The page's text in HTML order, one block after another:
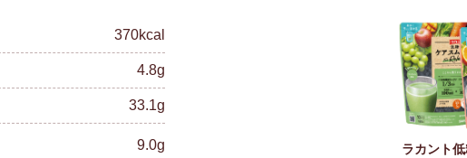
370kcal
4.8g
33.1g
9.0g
ラカント